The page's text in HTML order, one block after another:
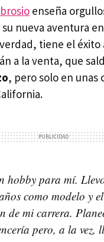
enseña
nueva aventura
tiene el éxito
a la venta, que
, pero solo en unas
hobby para mí.
como modelo y
de mi carrera.
pero, a la vez,